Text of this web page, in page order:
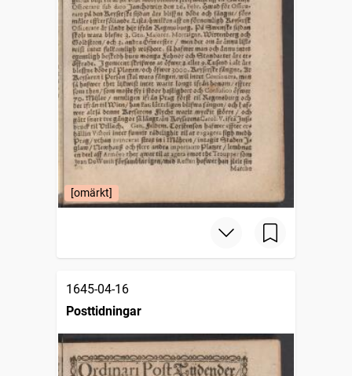
[omärkt]
1645-04-16
Posttidningar